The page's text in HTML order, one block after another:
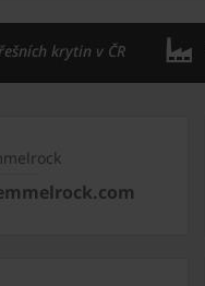
krytin v ČR